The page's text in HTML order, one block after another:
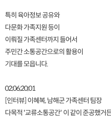
특히 육아정보 공유와
다문화 가족지원 등이
이뤄질 가족센터까지 들어서
주민간 소통공간으로의 활용이
기대를 모읍니다.
02;06;20;01
[인터뷰] 이혜복, 남해군 가족센터 팀장
다목적 '교류소통공간' 이 같이 준공했거